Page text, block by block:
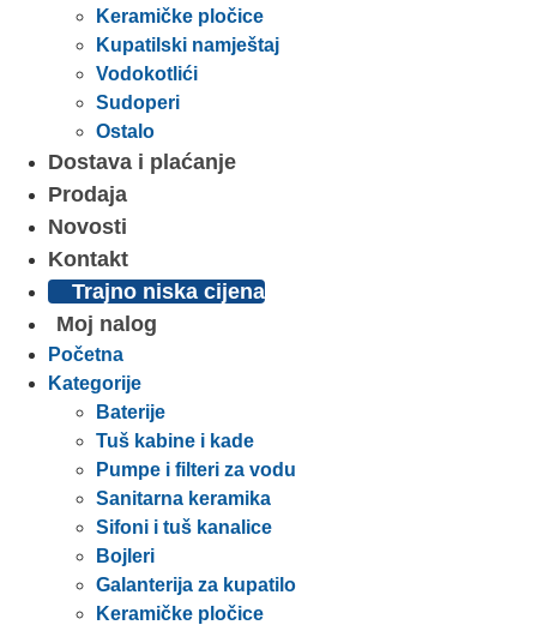
Keramičke pločice
Kupatilski namještaj
Vodokotlići
Sudoperi
Ostalo
Dostava i plaćanje
Prodaja
Novosti
Kontakt
Trajno niska cijena
Moj nalog
Početna
Kategorije
Baterije
Tuš kabine i kade
Pumpe i filteri za vodu
Sanitarna keramika
Sifoni i tuš kanalice
Bojleri
Galanterija za kupatilo
Keramičke pločice